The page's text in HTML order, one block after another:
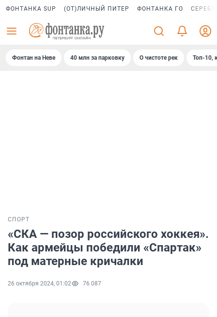
ФОНТАНКА SUP (ОТ)ЛИЧНЫЙ ПИТЕР ФОНТАНКА ГО
Фонтан на Неве 40 млн за парковку О чистоте рек Топ-10,
СПОРТ
«СКА — позор российского хоккея».
Как армейцы победили «Спартак»
под матерные кричалки
26 октября 2024, 01:02 76 087